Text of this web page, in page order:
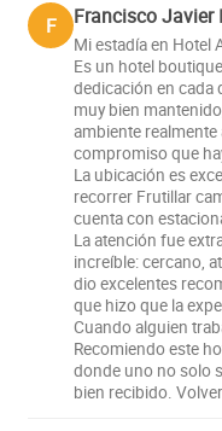
F Francisco Javier
Mi estadía en Hotel
Es un hotel
dedicación en cada
muy bien
ambiente realmente
compromiso que
La ubicación es
recorrer Frutillar
cuenta con
La atención fue
increíble: cercano,
dio excelentes
que hizo que la
Cuando alguien
Recomiendo este
donde uno no solo
bien recibido.